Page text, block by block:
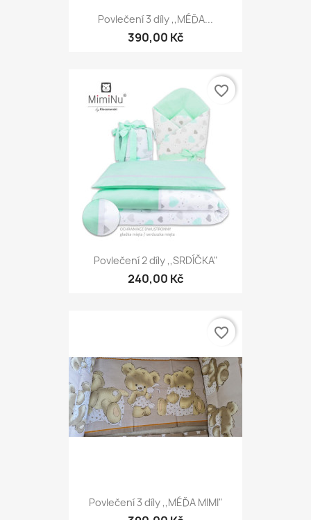
Povlečení 3 díly ,,MÉĎA...
390,00 Kč
Povlečení 2 díly ,,SRDÍČKA"
240,00 Kč
favorite_border
Povlečení 3 díly ,,MÉĎA MIMI"
favorite_border